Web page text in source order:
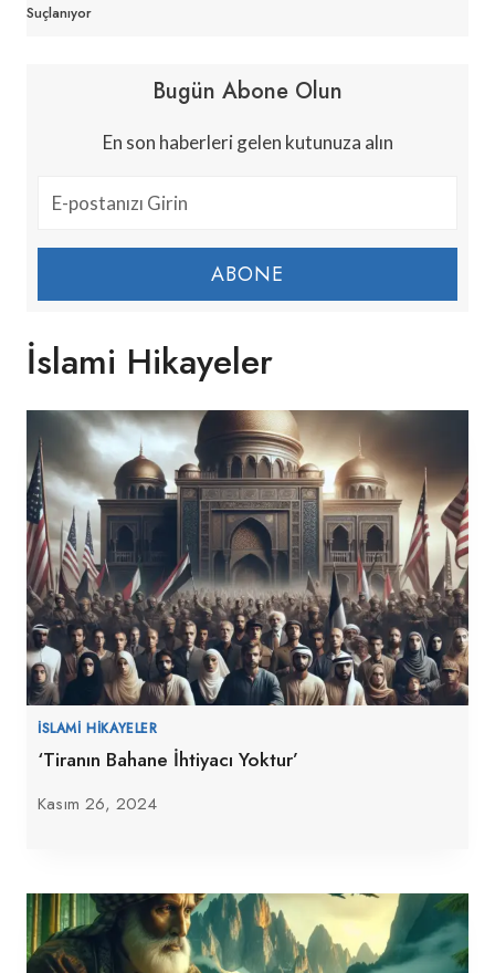
Suçlanıyor
Bugün Abone Olun
En son haberleri gelen kutunuza alın
ABONE
İslami Hikayeler
İSLAMI HIKAYELER
‘Tiranın Bahane İhtiyacı Yoktur’
Kasım 26, 2024